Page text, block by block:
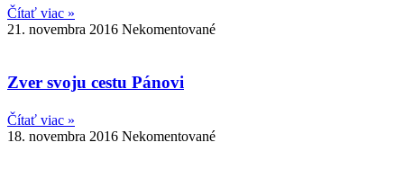
Čítať viac »
21. novembra 2016 Nekomentované
Zver svoju cestu Pánovi
Čítať viac »
18. novembra 2016 Nekomentované